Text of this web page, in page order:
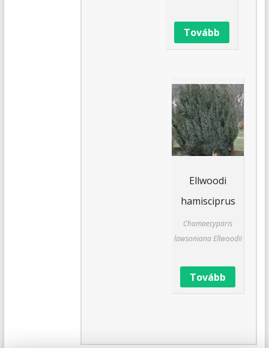
Tovább
Ellwoodi
hamisciprus
Chamaecyparis
lawsoniana Ellwoodii
Tovább